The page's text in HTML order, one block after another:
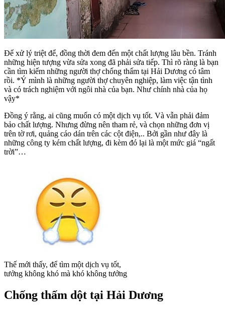
Để xử lý triệt để, đồng thời đem đến một chất lượng lâu bền. Tránh
những hiện tượng vừa sửa xong đã phải sửa tiếp. Thì rõ ràng là bạn
cần tìm kiếm những người thợ chống thấm tại Hải Dương có tâm
rồi. *Ý mình là những người thợ chuyên nghiệp, làm việc tận tình
và có trách nghiệm với ngôi nhà của bạn. Như chính nhà của họ
vậy*
Đồng ý rằng, ai cũng muốn có một dịch vụ tốt. Và vẫn phải đảm
bảo chất lượng. Nhưng đừng nên tham rẻ, và chọn những đơn vị
trên tờ rơi, quảng cáo dán trên các cột điện,.. Bởi gần như đây là
những công ty kém chất lượng, đi kèm đó lại là một mức giá “ngất
trời”…
Thế mới thấy, để tìm một dịch vụ tốt,
tưởng không khó mà khó không tưởng
Chống thấm dột tại Hải Dương